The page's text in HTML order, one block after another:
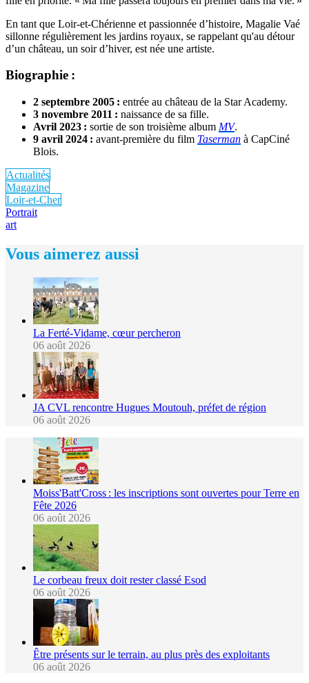
En tant que Loir-et-Chérienne et passionnée d’histoire, Magalie Vaé
sillonne régulièrement les jardins royaux, se rappelant qu'au détour
d’un château, un soir d’hiver, est née une artiste.
Biographie :
2 septembre 2005 : entrée au château de la Star Academy.
3 novembre 2011 : naissance de sa fille.
Avril 2023 : sortie de son troisième album MV.
9 avril 2024 : avant-première du film Taserman à CapCiné
Blois.
Actualités
Magazine
Loir-et-Cher
Portrait
art
Vous aimerez aussi
La Ferté-Vidame, cœur percheron
06 août 2026
JA CVL rencontre Hugues Moutouh, préfet de région
06 août 2026
Moiss'Batt'Cross : les inscriptions sont ouvertes pour Terre en
Fête 2026
06 août 2026
Le corbeau freux doit rester classé Esod
06 août 2026
Être présents sur le terrain, au plus près des exploitants
06 août 2026